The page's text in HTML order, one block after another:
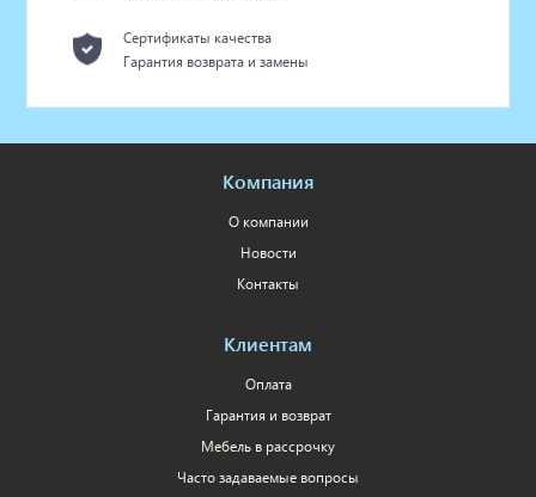
Сертификаты качества
Гарантия возврата и замены
Компания
О компании
Новости
Контакты
Клиентам
Оплата
Гарантия и возврат
Мебель в рассрочку
Часто задаваемые вопросы